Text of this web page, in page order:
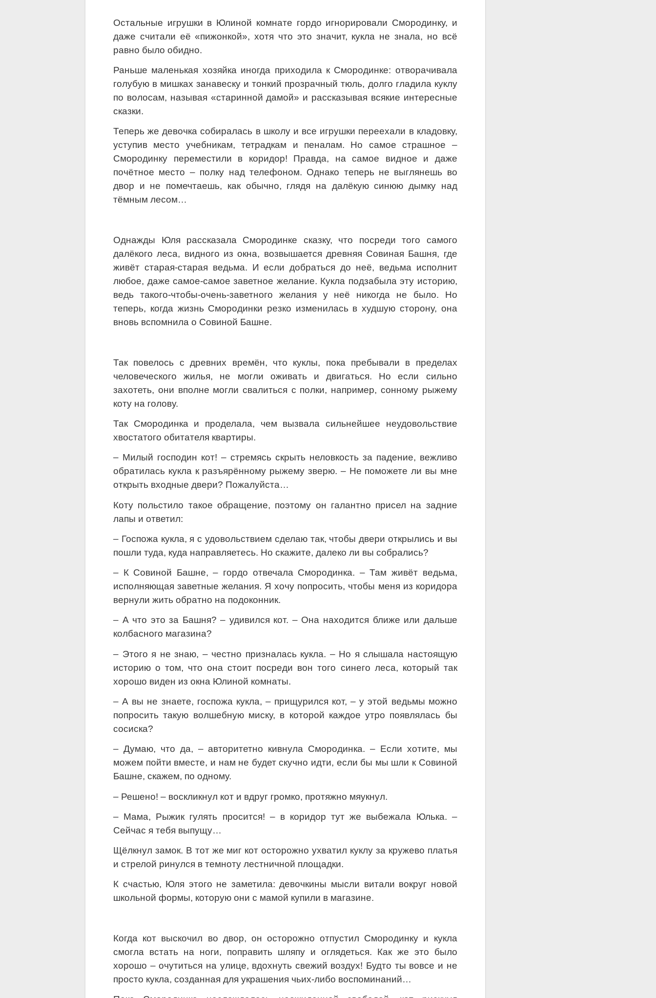
Остальные игрушки в Юлиной комнате гордо игнорировали Смородинку, и
даже считали её «пижонкой», хотя что это значит, кукла не знала, но всё
равно было обидно.
Раньше маленькая хозяйка иногда приходила к Смородинке: отворачивала
голубую в мишках занавеску и тонкий прозрачный тюль, долго гладила куклу
по волосам, называя «старинной дамой» и рассказывая всякие интересные
сказки.
Теперь же девочка собиралась в школу и все игрушки переехали в кладовку,
уступив место учебникам, тетрадкам и пеналам. Но самое страшное –
Смородинку переместили в коридор! Правда, на самое видное и даже
почётное место – полку над телефоном. Однако теперь не выглянешь во
двор и не помечтаешь, как обычно, глядя на далёкую синюю дымку над
тёмным лесом…
Однажды Юля рассказала Смородинке сказку, что посреди того самого
далёкого леса, видного из окна, возвышается древняя Совиная Башня, где
живёт старая-старая ведьма. И если добраться до неё, ведьма исполнит
любое, даже самое-самое заветное желание. Кукла подзабыла эту историю,
ведь такого-чтобы-очень-заветного желания у неё никогда не было. Но
теперь, когда жизнь Смородинки резко изменилась в худшую сторону, она
вновь вспомнила о Совиной Башне.
Так повелось с древних времён, что куклы, пока пребывали в пределах
человеческого жилья, не могли оживать и двигаться. Но если сильно
захотеть, они вполне могли свалиться с полки, например, сонному рыжему
коту на голову.
Так Смородинка и проделала, чем вызвала сильнейшее неудовольствие
хвостатого обитателя квартиры.
– Милый господин кот! – стремясь скрыть неловкость за падение, вежливо
обратилась кукла к разъярённому рыжему зверю. – Не поможете ли вы мне
открыть входные двери? Пожалуйста…
Коту польстило такое обращение, поэтому он галантно присел на задние
лапы и ответил:
– Госпожа кукла, я с удовольствием сделаю так, чтобы двери открылись и вы
пошли туда, куда направляетесь. Но скажите, далеко ли вы собрались?
– К Совиной Башне, – гордо отвечала Смородинка. – Там живёт ведьма,
исполняющая заветные желания. Я хочу попросить, чтобы меня из коридора
вернули жить обратно на подоконник.
– А что это за Башня? – удивился кот. – Она находится ближе или дальше
колбасного магазина?
– Этого я не знаю, – честно призналась кукла. – Но я слышала настоящую
историю о том, что она стоит посреди вон того синего леса, который так
хорошо виден из окна Юлиной комнаты.
– А вы не знаете, госпожа кукла, – прищурился кот, – у этой ведьмы можно
попросить такую волшебную миску, в которой каждое утро появлялась бы
сосиска?
– Думаю, что да, – авторитетно кивнула Смородинка. – Если хотите, мы
можем пойти вместе, и нам не будет скучно идти, если бы мы шли к Совиной
Башне, скажем, по одному.
– Решено! – воскликнул кот и вдруг громко, протяжно мяукнул.
– Мама, Рыжик гулять просится! – в коридор тут же выбежала Юлька. –
Сейчас я тебя выпущу…
Щёлкнул замок. В тот же миг кот осторожно ухватил куклу за кружево платья
и стрелой ринулся в темноту лестничной площадки.
К счастью, Юля этого не заметила: девочкины мысли витали вокруг новой
школьной формы, которую они с мамой купили в магазине.
Когда кот выскочил во двор, он осторожно отпустил Смородинку и кукла
смогла встать на ноги, поправить шляпу и оглядеться. Как же это было
хорошо – очутиться на улице, вдохнуть свежий воздух! Будто ты вовсе и не
просто кукла, созданная для украшения чьих-либо воспоминаний…